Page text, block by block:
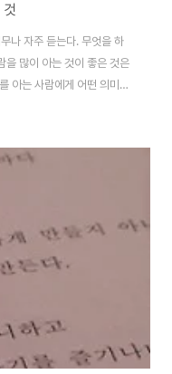
나 자주 듣는다. 무엇을 하
을 많이 아는 것이 좋은 것은
아는 사람에게 어떤 의미가
람들에게 신뢰를 줄 수 있
우선순위 가운데서 사귀는
점을 자신의 것으로 활용하
인맥을 다양한 방법으로 활
갖고 있느냐? 하는 것이 중